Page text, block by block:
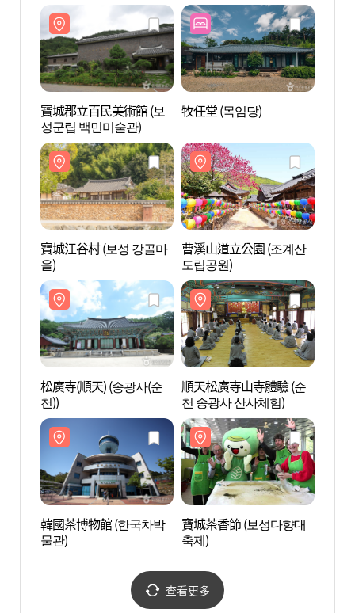
寶城郡立百民美術館 (보
성군립 백민미술관)
牧任堂 (목임당)
寶城江谷村 (보성 강골마
을)
曹溪山道立公園 (조계산
도립공원)
松廣寺(順天) (송광사(순
천))
順天松廣寺山寺體驗 (순
천 송광사 산사체험)
韓國茶博物館 (한국차박
물관)
寶城茶香節 (보성다향대
축제)
查看更多